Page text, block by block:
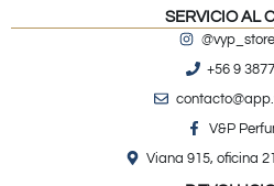
SERVICIO AL
+56 9
V&P
Viana 915, oficina